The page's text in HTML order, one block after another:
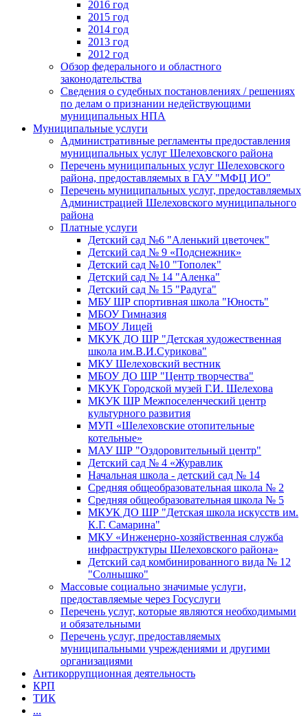
2016 год
2015 год
2014 год
2013 год
2012 год
Обзор федерального и областного
законодательства
Сведения о судебных постановлениях / решениях
по делам о признании недействующими
муниципальных НПА
Муниципальные услуги
Административные регламенты предоставления
муниципальных услуг Шелеховского района
Перечень муниципальных услуг Шелеховского
района, предоставляемых в ГАУ "МФЦ ИО"
Перечень муниципальных услуг, предоставляемых
Администрацией Шелеховского муниципального
района
Платные услуги
Детский сад №6 "Аленький цветочек"
Детский сад № 9 «Подснежник»
Детский сад №10 "Тополек"
Детский сад № 14 "Аленка"
Детский сад № 15 "Радуга"
МБУ ШР спортивная школа "Юность"
МБОУ Гимназия
МБОУ Лицей
МКУК ДО ШР "Детская художественная
школа им.В.И.Сурикова"
МКУ Шелеховский вестник
МБОУ ДО ШР "Центр творчества"
МКУК Городской музей Г.И. Шелехова
МКУК ШР Межпоселенческий центр
культурного развития
МУП «Шелеховские отопительные
котельные»
МАУ ШР "Оздоровительный центр"
Детский сад № 4 «Журавлик
Начальная школа - детский сад № 14
Средняя общеобразовательная школа № 2
Средняя общеобразовательная школа № 5
МКУК ДО ШР "Детская школа искусств им.
К.Г. Самарина"
МКУ «Инженерно-хозяйственная служба
инфраструктуры Шелеховского района»
Детский сад комбинированного вида № 12
"Солнышко"
Массовые социально значимые услуги,
предоставляемые через Госуслуги
Перечень услуг, которые являются необходимыми
и обязательными
Перечень услуг, предоставляемых
муниципальными учреждениями и другими
организациями
Антикоррупционная деятельность
КРП
ТИК
...